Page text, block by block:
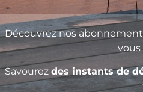
Découvrez nos
Savourez des instants de